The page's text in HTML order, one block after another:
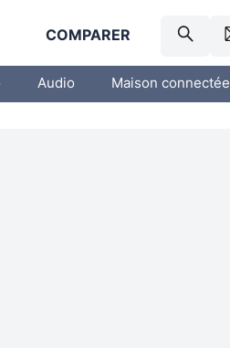
COMPARER
Audio Maison connectée